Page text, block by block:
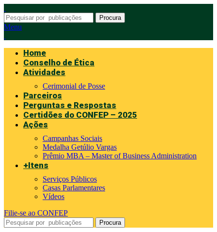
Procura
Menu
Home
Conselho de Ética
Atividades
Cerimonial de Posse
Parceiros
Perguntas e Respostas
Certidões do CONFEP – 2025
Ações
Campanhas Sociais
Medalha Getúlio Vargas
Prêmio MBA – Master of Business Administration
+Itens
Serviços Públicos
Casas Parlamentares
Vídeos
Filie-se ao CONFEP
Procura